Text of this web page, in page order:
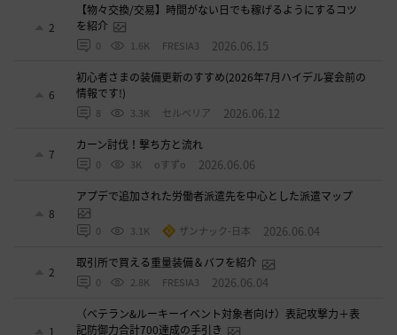
2
【物々交換/交易】時間がない日でも稼げるようにするコツ
を紹介
0 1.6K FRESIA3 2026.06.15
6
初心者さまの装備更新のすすめ(2026年7月ハイデル宴会前の
情報です!)
8 3.3K セルベリア 2026.06.12
7
カーン討伐！撃ち方と流れ
0 3K oすずo 2026.06.06
8
アプデで追加された労働者派遣先を中心とした派遣マップ
0 3.1K ザンナック-日本 2026.06.04
2
取引所で買える重量装備＆バフを紹介
0 2.8K FRESIA3 2026.06.04
1
（ベテラン&ルーキーイベント対象者向け）表記攻撃力＋表
記防御力合計700達成の手引き